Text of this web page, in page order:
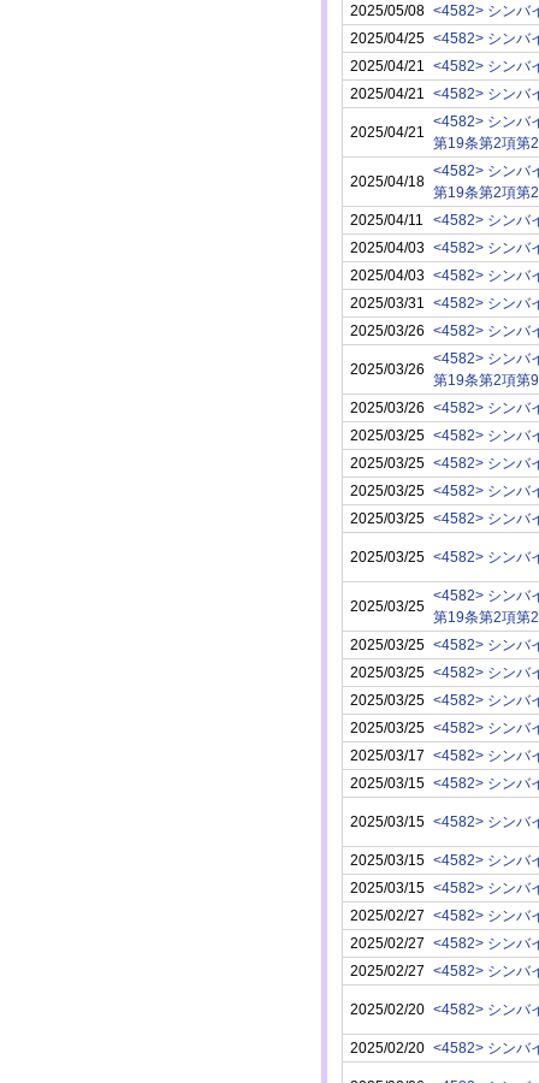
2025/05/08 <4582> シンバ
2025/04/25 <4582> シンバ
2025/04/21
<4582> シンバ
2025/04/21
<4582> シンバ
2025/04/21
<4582> シンバ
第19条第2項第
2025/04/18
<4582> シンバ
第19条第2項第
2025/04/11
<4582> シンバ
2025/04/03 <4582> シンバ
2025/04/03 <4582> シンバ
2025/03/31
<4582> シンバ
2025/03/26 <4582> シンバ
2025/03/26
<4582> シンバ
第19条第2項第
2025/03/26 <4582> シンバ
2025/03/25 <4582> シンバ
2025/03/25 <4582> シンバ
2025/03/25 <4582> シンバ
2025/03/25 <4582> シンバ
2025/03/25 <4582> シンバ
2025/03/25
<4582> シンバ
第19条第2項第
2025/03/25 <4582> シンバ
2025/03/25 <4582> シンバ
2025/03/25 <4582> シンバ
2025/03/25 <4582> シンバ
2025/03/17 <4582> シンバ
2025/03/15 <4582> シンバ
2025/03/15 <4582> シンバ
2025/03/15 <4582> シンバ
2025/03/15 <4582> シンバ
2025/02/27 <4582> シンバ
2025/02/27 <4582> シンバ
2025/02/27 <4582> シンバ
2025/02/20 <4582> シンバ
2025/02/20 <4582> シンバ